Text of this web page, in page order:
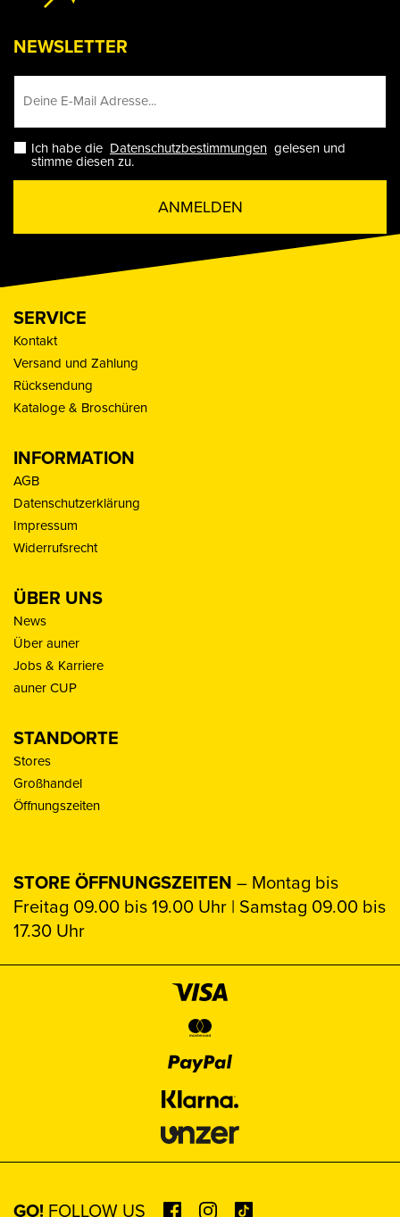
NEWSLETTER
Ich habe die Datenschutzbestimmungen gelesen und
stimme diesen zu.
ANMELDEN
SERVICE
Kontakt
Versand und Zahlung
Rücksendung
Kataloge & Broschüren
INFORMATION
AGB
Datenschutzerklärung
Impressum
Widerrufsrecht
ÜBER UNS
News
Über auner
Jobs & Karriere
auner CUP
STANDORTE
Stores
Großhandel
Öffnungszeiten
STORE ÖFFNUNGSZEITEN – Montag bis
Freitag 09.00 bis 19.00 Uhr | Samstag 09.00 bis
17.30 Uhr
GO! FOLLOW US